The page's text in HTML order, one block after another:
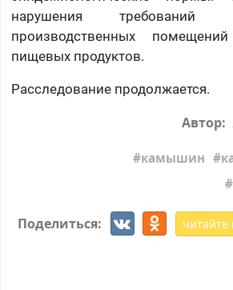
нарушения требований
производственных
пищевых продуктов.
Расследование продолжается.
Автор:
камышин
Поделиться: читайте